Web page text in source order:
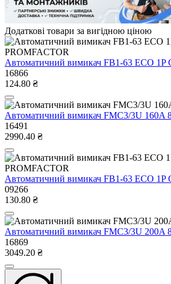
Додаткові товари за вигідною ціною
Автоматичний вимикач FB1-63 ECO
16866
124.80 ₴
Автоматичний вимикач FMC3/3U 160A
16491
2990.40 ₴
Автоматичний вимикач FB1-63 ECO
09266
130.80 ₴
Автоматичний вимикач FMC3/3U 200A
16869
3049.20 ₴